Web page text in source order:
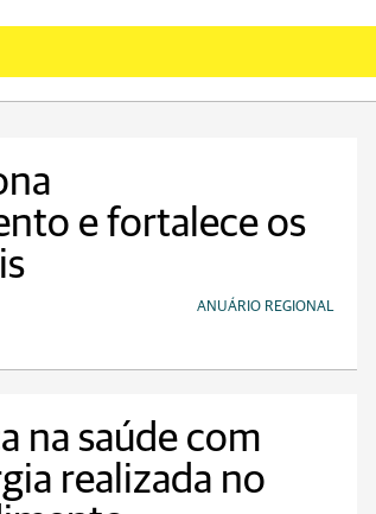
e fortalece os
ANUÁRIO REGIONAL
na saúde com
realizada no